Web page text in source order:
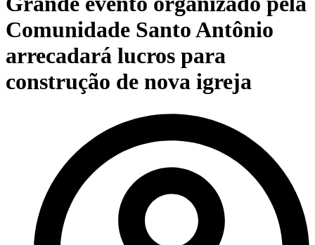
Comunidade Santo Antônio
arrecadará lucros para
construção de nova igreja